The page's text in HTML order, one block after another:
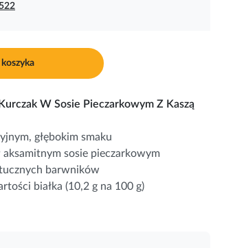
W Sosie Pieczarkowym Z Kaszą
głębokim smaku
sosie pieczarkowym
barwników
białka (10,2 g na 100 g)